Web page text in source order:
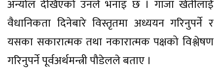
अन्योल देखिएको उनले भनाइ छ । गाँजा खेतीलाई
वैधानिकता दिनेबारे विस्तृतमा अध्ययन गरिनुपर्ने र
यसका सकारात्मक तथा नकारात्मक पक्षको विश्लेषण
गरिनुपर्ने पूर्वअर्थमन्त्री पौडेलले बताए ।